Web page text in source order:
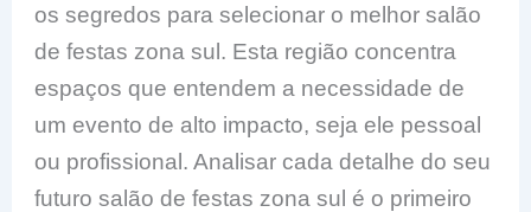
os segredos para selecionar o melhor salão
de festas zona sul. Esta região concentra
espaços que entendem a necessidade de
um evento de alto impacto, seja ele pessoal
ou profissional. Analisar cada detalhe do seu
futuro salão de festas zona sul é o primeiro